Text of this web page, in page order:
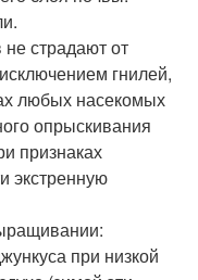
не страдают от
гнилей,
любых насекомых
опрыскивания
признаках
экстренную
при низкой